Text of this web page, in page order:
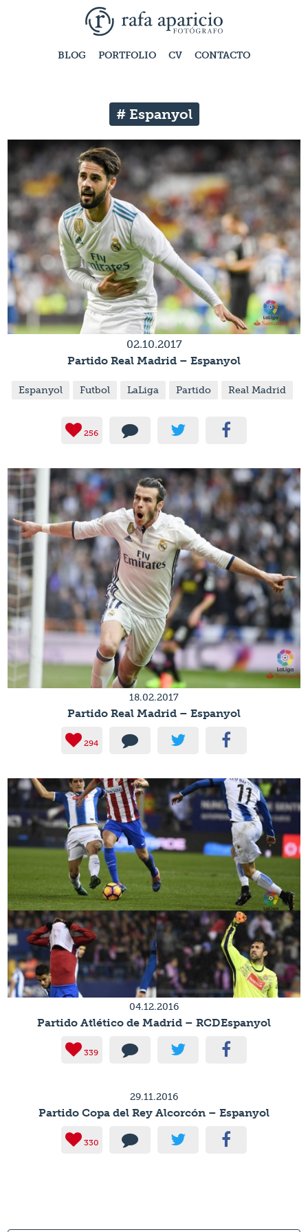
BLOG PORTFOLIO CV CONTACTO
# Espanyol
02.10.2017
Partido Real Madrid – Espanyol
Espanyol Futbol LaLiga Partido Real Madrid
256
18.02.2017
Partido Real Madrid – Espanyol
294
04.12.2016
Partido Atlético de Madrid – RCDEspanyol
339
29.11.2016
Partido Copa del Rey Alcorcón – Espanyol
330